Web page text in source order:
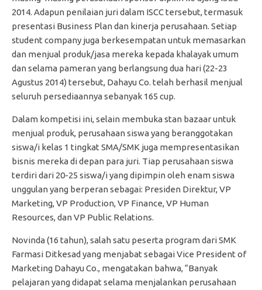
2014. Adapun penilaian juri dalam ISCC tersebut, termasuk
presentasi Business Plan dan kinerja perusahaan. Setiap
student company juga berkesempatan untuk memasarkan
dan menjual produk/jasa mereka kepada khalayak umum
dan selama pameran yang berlangsung dua hari (22-23
Agustus 2014) tersebut, Dahayu Co. telah berhasil menjual
seluruh persediaannya sebanyak 165 cup.
Dalam kompetisi ini, selain membuka stan bazaar untuk
menjual produk, perusahaan siswa yang beranggotakan
siswa/i kelas 1 tingkat SMA/SMK juga mempresentasikan
bisnis mereka di depan para juri. Tiap perusahaan siswa
terdiri dari 20-25 siswa/i yang dipimpin oleh enam siswa
unggulan yang berperan sebagai: Presiden Direktur, VP
Marketing, VP Production, VP Finance, VP Human
Resources, dan VP Public Relations.
Novinda (16 tahun), salah satu peserta program dari SMK
Farmasi Ditkesad yang menjabat sebagai Vice President of
Marketing Dahayu Co., mengatakan bahwa, “Banyak
pelajaran yang didapat selama menjalankan perusahaan